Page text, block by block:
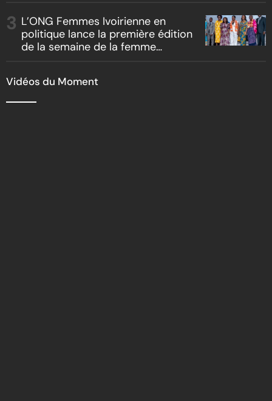
L’ONG Femmes Ivoirienne en
politique lance la première édition
de la semaine de la femme
Vidéos du Moment